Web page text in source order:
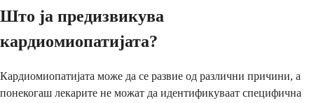
Што ја предизвикува
кардиомиопатијата?
Кардиомиопатијата може да се развие од различни причини, а
понекогаш лекарите не можат да идентификуваат специфична